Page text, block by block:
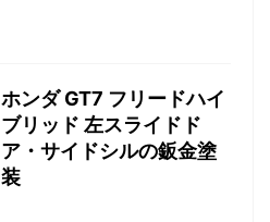
ホンダ GT7 フリードハイ
ブリッド 左スライドド
ア・サイドシルの鈑金塗
装